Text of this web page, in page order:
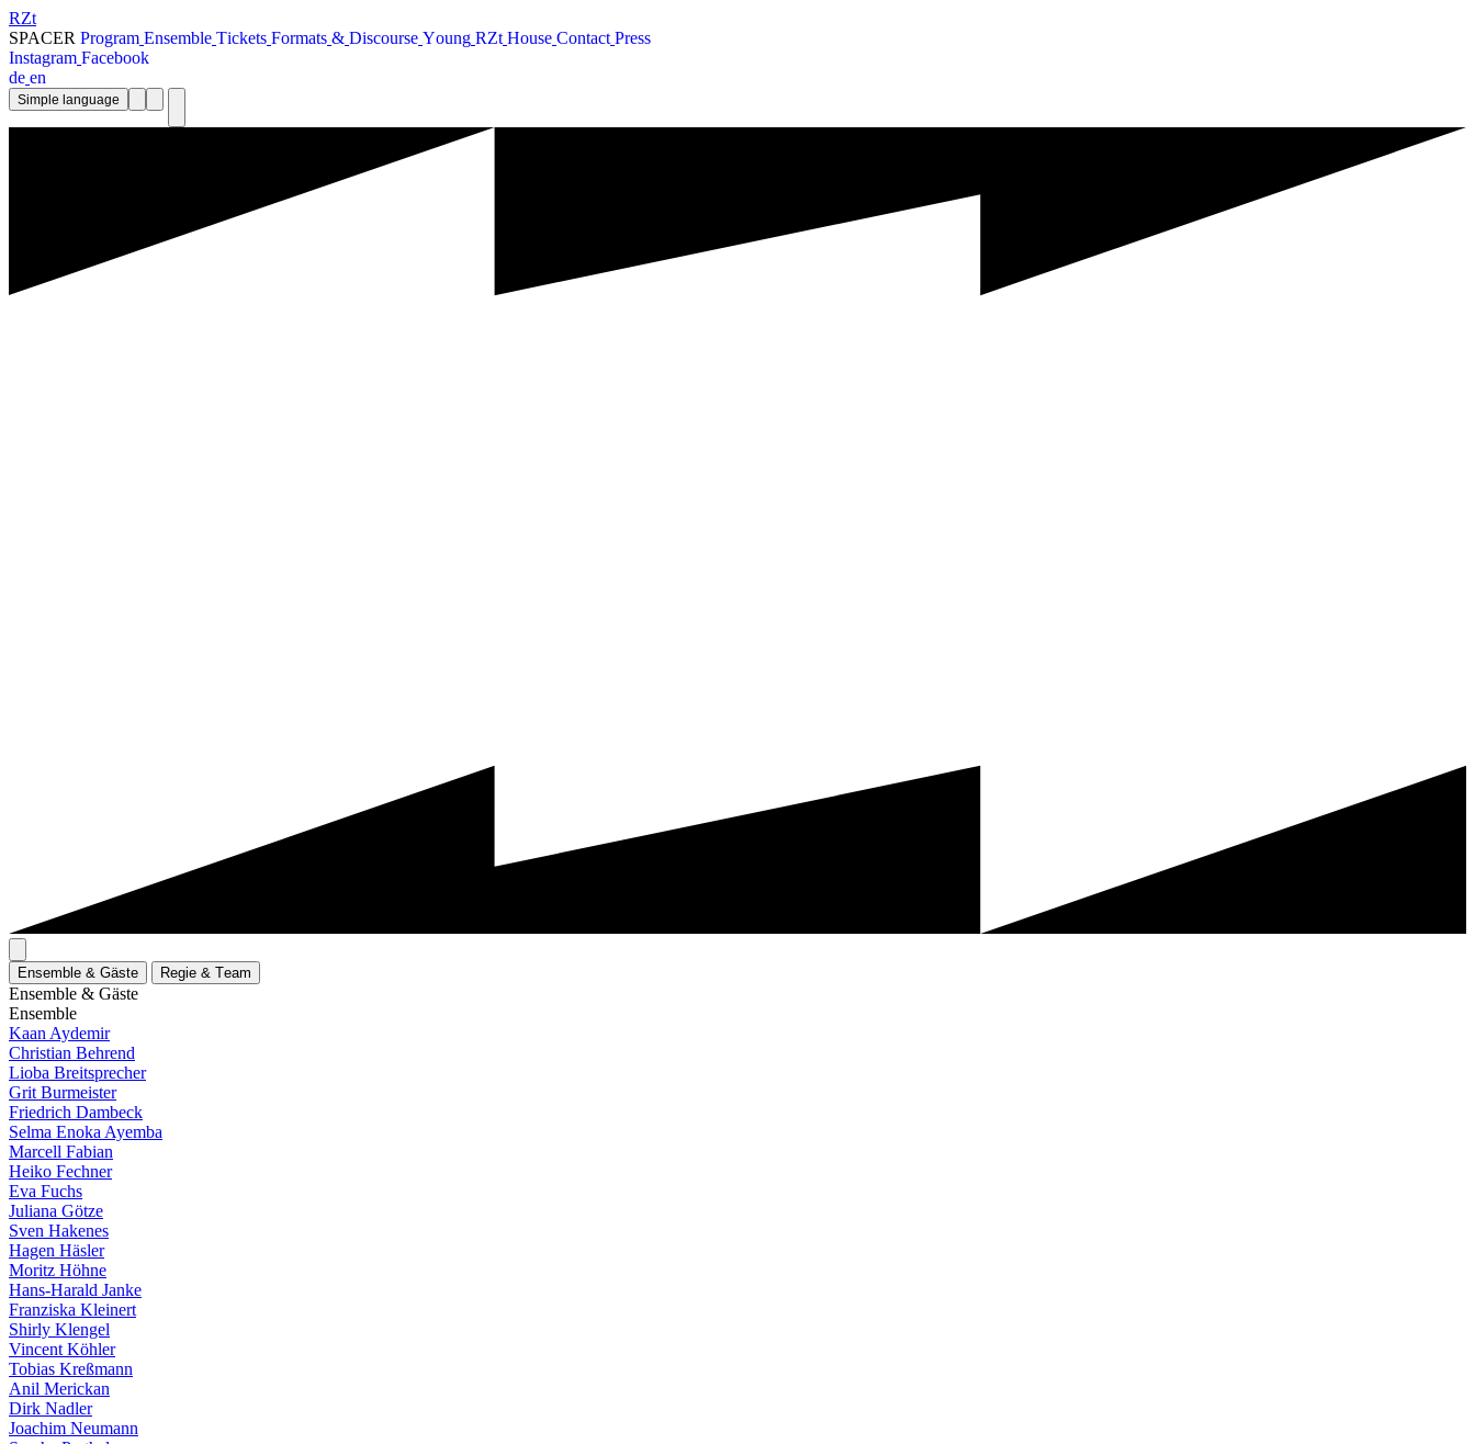
RZt
SPACER Program Ensemble Tickets Formats & Discourse Young RZt House Contact Press
Instagram Facebook
de en
Simple language
Ensem b e & Gäste Regie & Team
Ensemble & Gäste
Ensemble
Kaan Aydemir
Christian Behrend
Lioba Breitsprecher
Grit Burmeister
Friedrich Dambeck
Selma Enoka Ayemba
Marcell Fabian
Heiko Fechner
Eva Fuchs
Juliana Götze
Sven Hakenes
Hagen Häsler
Moritz Höhne
Hans-Harald Janke
Franziska Kleinert
Shirly Klengel
Vincent Köhler
Tobias Kreßmann
Anil Merickan
Dirk Nadler
Joachim Neumann